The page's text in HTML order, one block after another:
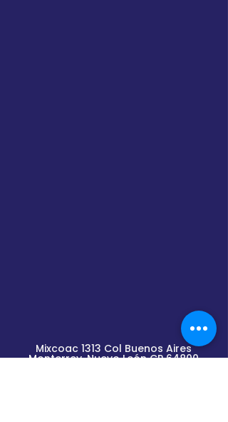
Mixcoac 1313 Col Buenos Aires
Monterrey, NuevoLeónCP 64800